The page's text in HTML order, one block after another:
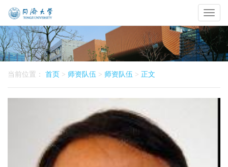
Toggle
当前位置： 首页 > 师资队伍 > 师资队伍 > 正文